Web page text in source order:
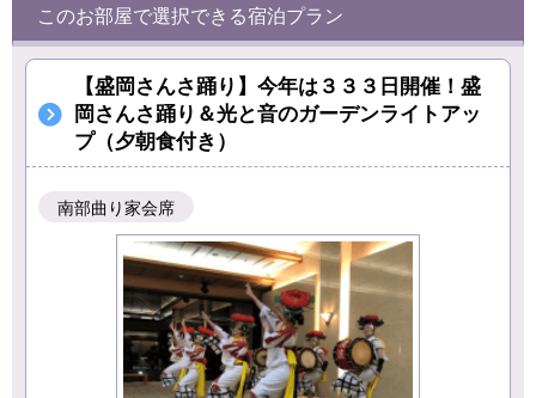
このお部屋で選択できる宿泊プラン
【盛岡さんさ踊り】今年は３３３日開催！盛
岡さんさ踊り＆光と音のガーデンライトアッ
プ（夕朝食付き）
南部曲り家会席